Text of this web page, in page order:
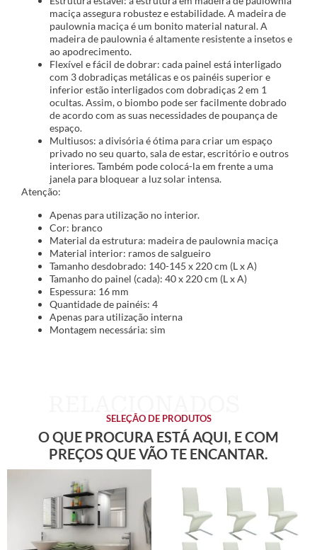
maciça assegura robustez e estabilidade. A madeira de
paulownia maciça é um bonito material natural. A
madeira de paulownia é altamente resistente a insetos e
ao apodrecimento.
Flexível e fácil de dobrar: cada painel está interligado
com 3 dobradiças metálicas e os painéis superior e
inferior estão interligados com dobradiças 2 em 1
ocultas. Assim, o biombo pode ser facilmente dobrado
de acordo com as suas necessidades de poupança de
espaço.
Multiusos: a divisória é ótima para criar um espaço
privado no seu quarto, sala de estar, escritório e outros
interiores. Também pode colocá-la em frente a uma
janela para bloquear a luz solar intensa.
Atenção:
Apenas para utilização no interior.
Cor: branco
Material da estrutura: madeira de paulownia maciça
Material interior: ramos de salgueiro
Tamanho desdobrado: 140-145 x 220 cm (L x A)
Tamanho do painel (cada): 40 x 220 cm (L x A)
Espessura: 16 mm
Quantidade de painéis: 4
Apenas para utilização interna
Montagem necessária: sim
SELEÇÃO DE PRODUTOS
O QUE PROCURA ESTÁ AQUI, E COM
PREÇOS QUE VÃO TE ENCANTAR.